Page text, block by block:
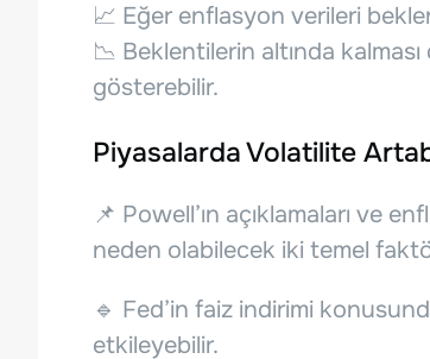
📈 Eğer enflasyon verileri
📉 Beklentilerin altında
gösterebilir.
Piyasalarda Volatilite
📌 Powell’ın açıklamaları ve
neden olabilecek iki temel
🔹 Fed’in faiz indirimi
etkileyebilir.